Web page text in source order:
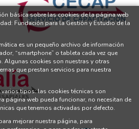
básica sobre las cookies de la página web
Fundación para la Gestión y Estudio de la
es un pequeño archivo de información
“smartphone” o tableta cada vez que
Algunas cookies son nuestras y otras
que prestan servicios para nuestra
varios tipos: las cookies técnicas son
página web pueda funcionar, no necesitan de
que tenemos activadas por defecto.
mejorar nuestra página, para